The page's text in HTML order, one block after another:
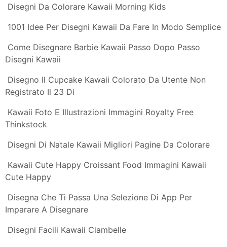
Disegno Di Il Cupcake Kawaii Da Colorare Acolore Com
Disegni Kawaii Facile